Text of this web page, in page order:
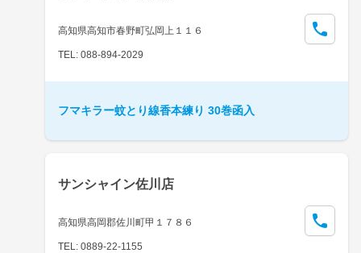
高知県高知市春野町弘岡上１１６
TEL: 088-894-2029
フマキラー蚊とり線香本練り 30巻函入
サンシャイン佐川店
高知県高岡郡佐川町甲１７８６
TEL: 0889-22-1155